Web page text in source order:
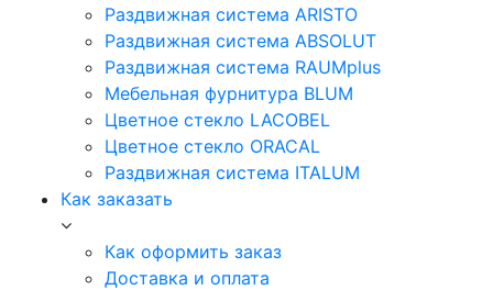
Раздвижная система ARISTO
Раздвижная система ABSOLUT
Раздвижная система RAUMplus
Мебельная фурнитура BLUM
Цветное стекло LACOBEL
Цветное стекло ORACAL
Раздвижная система ITALUM
Как заказать
Как оформить заказ
Доставка и оплата